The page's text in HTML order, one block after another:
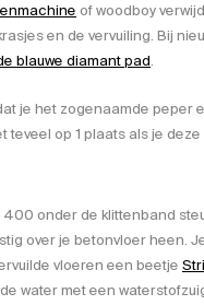
of woodboy
en de vervuiling. Bij
blauwe diamant pad.
je het zogenaamde peper
teveel op 1 plaats als je
onder de klittenband
over je betonvloer heen.
vloeren een beetje
water met een